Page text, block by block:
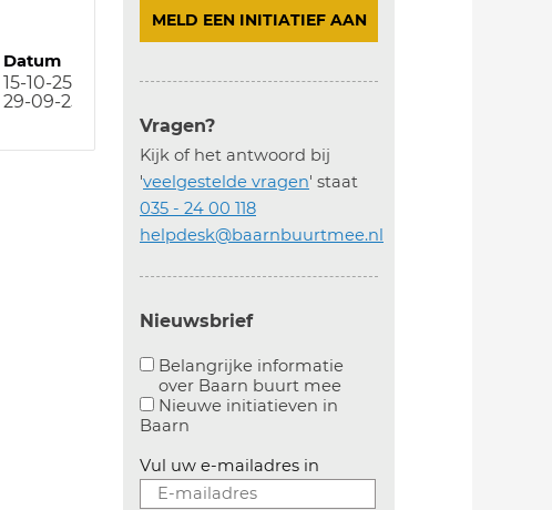
Datum
15-10-25
29-09-25
MELD EEN INITIATIEF AAN
Vragen?
Kijk of het antwoord bij
'veelgestelde vragen' staat
035 - 24 00 118
helpdesk@baarnbuurtmee.nl
Nieuwsbrief
Belangrijke informatie
over Baarn buurt mee
Aanvinken om belangrijke informatie over
Nieuwe initiatieven in
Baarn
Vul uw e-mailadres in